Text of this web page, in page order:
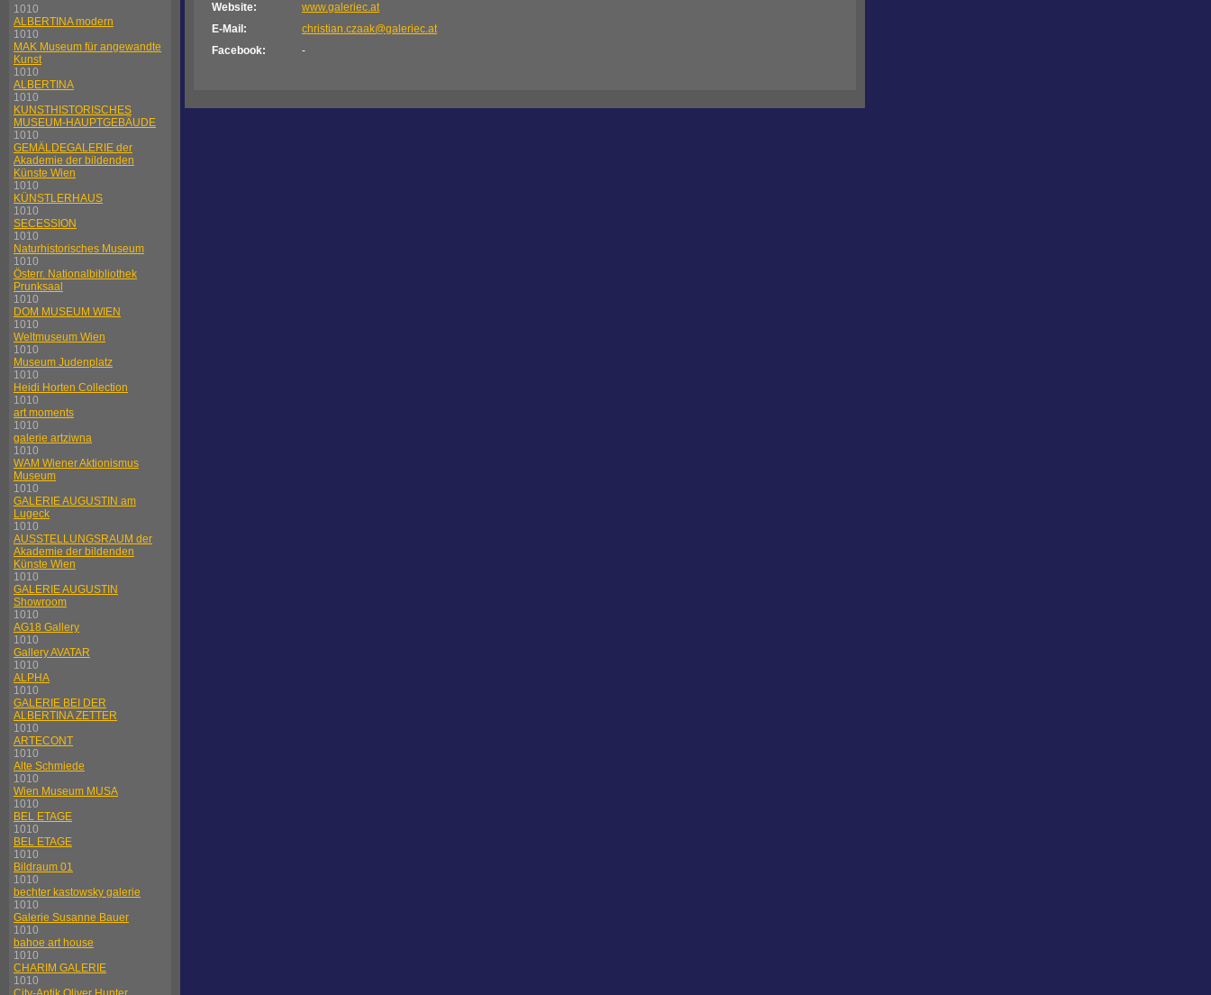
1010
ALBERTINA modern
1010
MAK Museum für angewandte
Kunst
1010
ALBERTINA
1010
KUNSTHISTORISCHES
MUSEUM-HAUPTGEBÄUDE
1010
GEMÄLDEGALERIE der
Akademie der bildenden
Künste Wien
1010
KÜNSTLERHAUS
1010
SECESSION
1010
Naturhistorisches Museum
1010
Österr. Nationalbibliothek
Prunksaal
1010
DOM MUSEUM WIEN
1010
Weltmuseum Wien
1010
Museum Judenplatz
1010
Heidi Horten Collection
1010
art moments
1010
galerie artziwna
1010
WAM Wiener Aktionismus
Museum
1010
GALERIE AUGUSTIN am
Lugeck
1010
AUSSTELLUNGSRAUM der
Akademie der bildenden
Künste Wien
1010
GALERIE AUGUSTIN
Showroom
1010
AG18 Gallery
1010
Gallery AVATAR
1010
ALPHA
1010
GALERIE BEI DER
ALBERTINA ZETTER
1010
ARTECONT
1010
Alte Schmiede
1010
Wien Museum MUSA
1010
BEL ETAGE
1010
BEL ETAGE
1010
Bildraum 01
1010
bechter kastowsky galerie
1010
Galerie Susanne Bauer
1010
bahoe art house
1010
CHARIM GALERIE
1010
Website:
www.galeriec.at
E-Mail:
christian.czaak@galeriec.at
Facebook:
-